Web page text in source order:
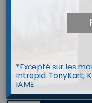
Baquet ATECH
*Excepté sur les
Intrepid, TonyKart,
IAME